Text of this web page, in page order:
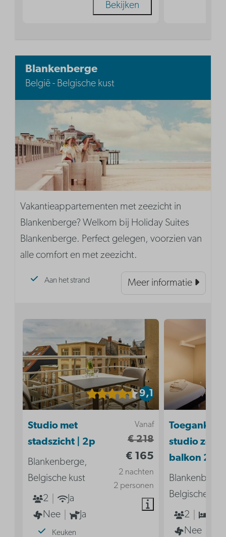
Bekijken
Blankenberge
België - Belgische kust
Vakantieappartementen met zeezicht in
Blankenberge? Welkom bij Holiday Suites
Blankenberge. Perfect gelegen, voorzien van
alle comfort en met zeezicht.
Aan het strand Meer informatie
9,1
Vanaf
€ 218
€ 165
2 nachten
2 personen
Studio met
stadszicht | 2p
Blankenberge,
Belgische kust
2
Ja
Nee
Ja
Keuken
studio
balkon 2p
Belgische
2
Nee